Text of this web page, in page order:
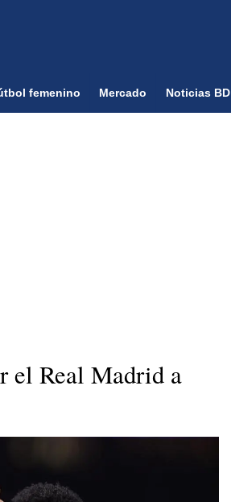
femenino Mercado Noticias BD
el Real Madrid a